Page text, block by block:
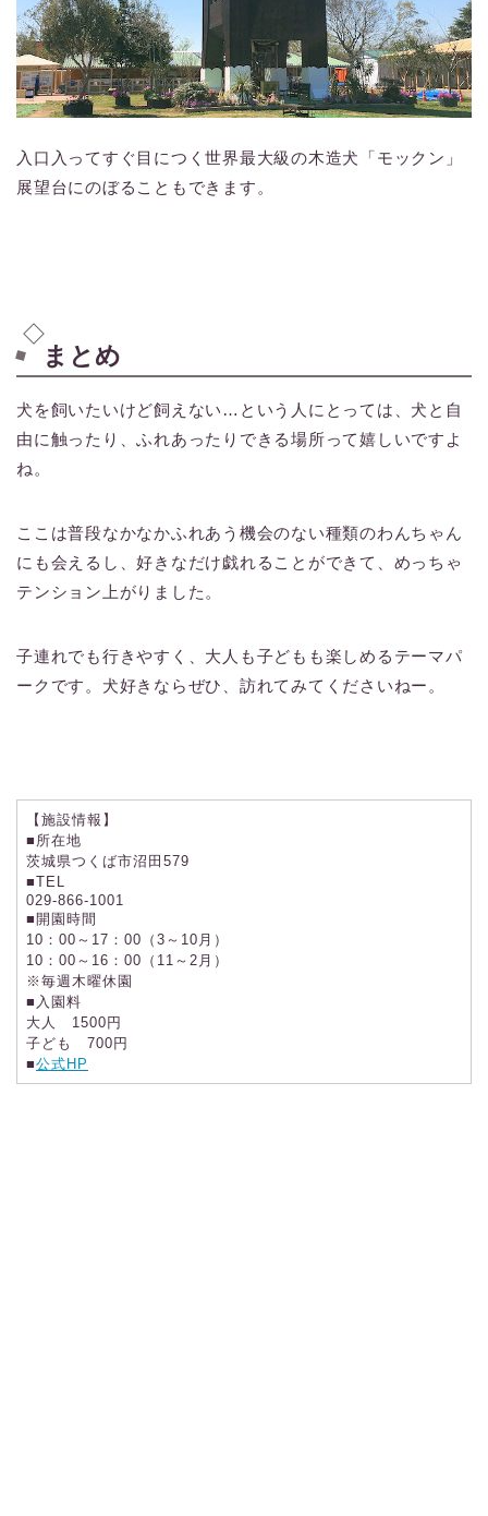
入口入ってすぐ目につく世界最大級の木造犬「モックン」
展望台にのぼることもできます。
まとめ
犬を飼いたいけど飼えない…という人にとっては、犬と自
由に触ったり、ふれあったりできる場所って嬉しいですよ
ね。
ここは普段なかなかふれあう機会のない種類のわんちゃん
にも会えるし、好きなだけ戯れることができて、めっちゃ
テンション上がりました。
子連れでも行きやすく、大人も子どもも楽しめるテーマパ
ークです。犬好きならぜひ、訪れてみてくださいねー。
【施設情報】
■所在地
茨城県つくば市沼田579
■TEL
029-866-1001
■開園時間
10：00～17：00（3～10月）
10：00～16：00（11～2月）
※毎週木曜休園
■入園料
大人 1500円
子ども 700円
■公式HP